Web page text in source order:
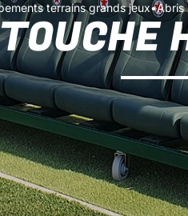
terrains grands jeux•Abris